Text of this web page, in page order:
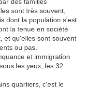
sont très souvent,
dont la population s'est
la tenue en société
et qu'elles sont souvent
ou pas.
et immigration
les yeux, les 32
quartiers, c'est le